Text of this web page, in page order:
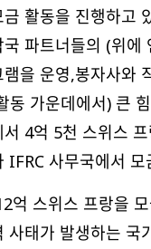
활동을 진행하고
파트너들의 (위에
을 운영,봉자사와
동 가운데에서) 큰
4억 5천 스위스
IFRC 사무국에서
억 스위스 프랑을
사태가 발생하는 국